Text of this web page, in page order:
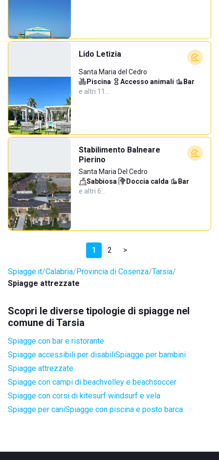
Lido Letizia
Santa Maria del Cedro
Piscina· Accesso animali· Bar·
e altri 11…
Stabilimento Balneare
Pierino
Santa Maria Del Cedro
Sabbiosa· Doccia calda· Bar·
e altri 6…
1 2 >
Spiagge.it Calabria Provincia di Cosenza Tarsia
Spiagge attrezzate
Scopri le diverse tipologie di spiagge nel
comune di Tarsia
Spiagge con bar e ristorante
Spiagge accessibili per disabiliSpiagge per bambini
Spiagge attrezzate
Spiagge con campi di beachvolley e beachsoccer
Spiagge con corsi di kitesurf windsurf e vela
Spiagge per caniSpiagge con piscina e posto barca